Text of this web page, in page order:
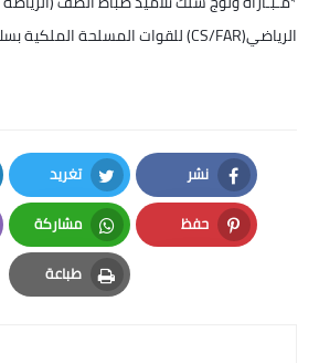
الرياضي(CS/FAR) للقوات المسلحة الملكية بسلا :
نشر
Facebook
تغريد
Twitter
حفظ
Pinterest
مشاركة
Whatsapp
طباعة
Print